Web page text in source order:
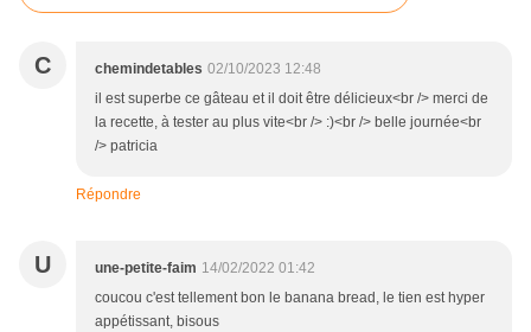
C chemindetables 02/10/2023 12:48
il est superbe ce gâteau et il doit être délicieux<br /> merci de
la recette, à tester au plus vite<br /> :)<br /> belle journée<br
/> patricia
Répondre
U une-petite-faim 14/02/2022 01:42
coucou c'est tellement bon le banana bread, le tien est hyper
appétissant, bisous